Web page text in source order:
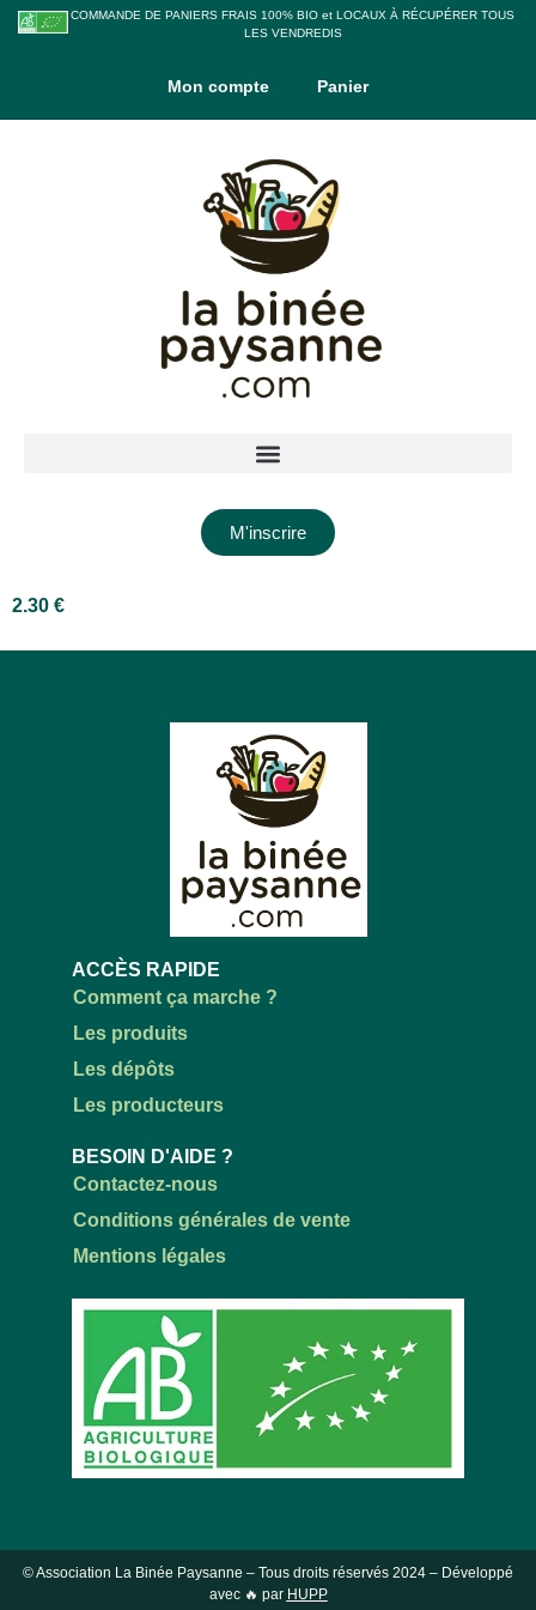
COMMANDE DE PANIERS FRAIS 100% BIO et LOCAUX À RÉCUPÉRER TOUS
LES VENDREDIS
Mon compte Panier
M'inscrire
2.30 €
ACCÈS RAPIDE
Comment ça marche ?
Les produits
Les dépôts
Les producteurs
BESOIN D'AIDE ?
Contactez-nous
Conditions générales de vente
Mentions légales
© Association La Binée Paysanne – Tous droits réservés 2024 – Développé
avec 🔥 par HUPP